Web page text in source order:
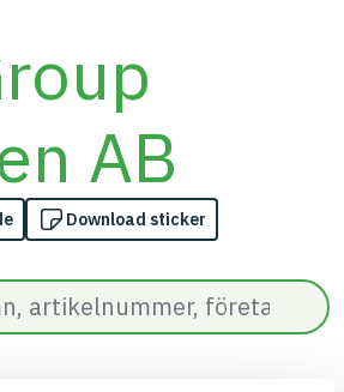
AB
Download sticker